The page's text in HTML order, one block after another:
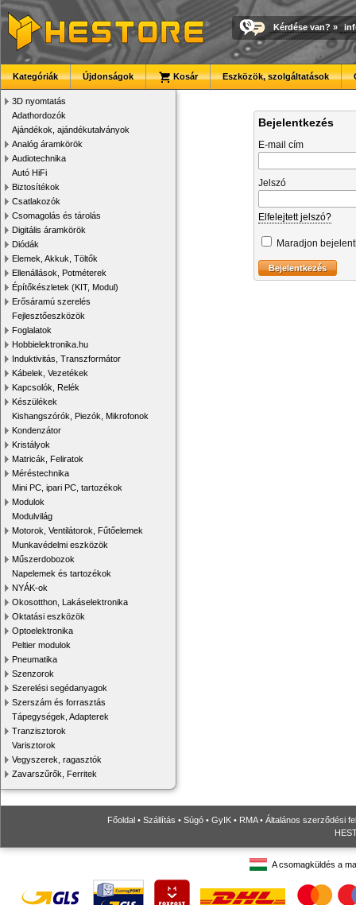
Kérdése van? »
Kategóriák Újdonságok Kosár Eszközök, szolgáltatások
3D nyomtatás
Adathordozók
Ajándékok, ajándékutalványok
Analóg áramkörök
Audiotechnika
Autó HiFi
Biztosítékok
Csatlakozók
Csomagolás és tárolás
Digitális áramkörök
Diódák
Elemek, Akkuk, Töltők
Ellenállások, Potméterek
Építőkészletek (KIT, Modul)
Erősáramú szerelés
Fejlesztőeszközök
Foglalatok
Hobbielektronika.hu
Induktivitás, Transzformátor
Kábelek, Vezetékek
Kapcsolók, Relék
Készülékek
Kishangszórók, Piezók, Mikrofonok
Kondenzátor
Kristályok
Matricák, Feliratok
Méréstechnika
Mini PC, ipari PC, tartozékok
Modulok
Modulvilág
Motorok, Ventilátorok, Fűtőelemek
Munkavédelmi eszközök
Műszerdobozok
Napelemek és tartozékok
NYÁK-ok
Okosotthon, Lakáselektronika
Oktatási eszközök
Optoelektronika
Peltier modulok
Pneumatika
Szenzorok
Szerelési segédanyagok
Szerszám és forrasztás
Tápegységek, Adapterek
Tranzisztorok
Varisztorok
Vegyszerek, ragasztók
Zavarszűrők, Ferritek
Bejelentkezés
E-mail cím
Jelszó
Elfelejtett jelszó?
Maradjon
Főoldal • Szállítás • Súgó • GyIK • RMA• Általános szerződési
A csomagküldés a